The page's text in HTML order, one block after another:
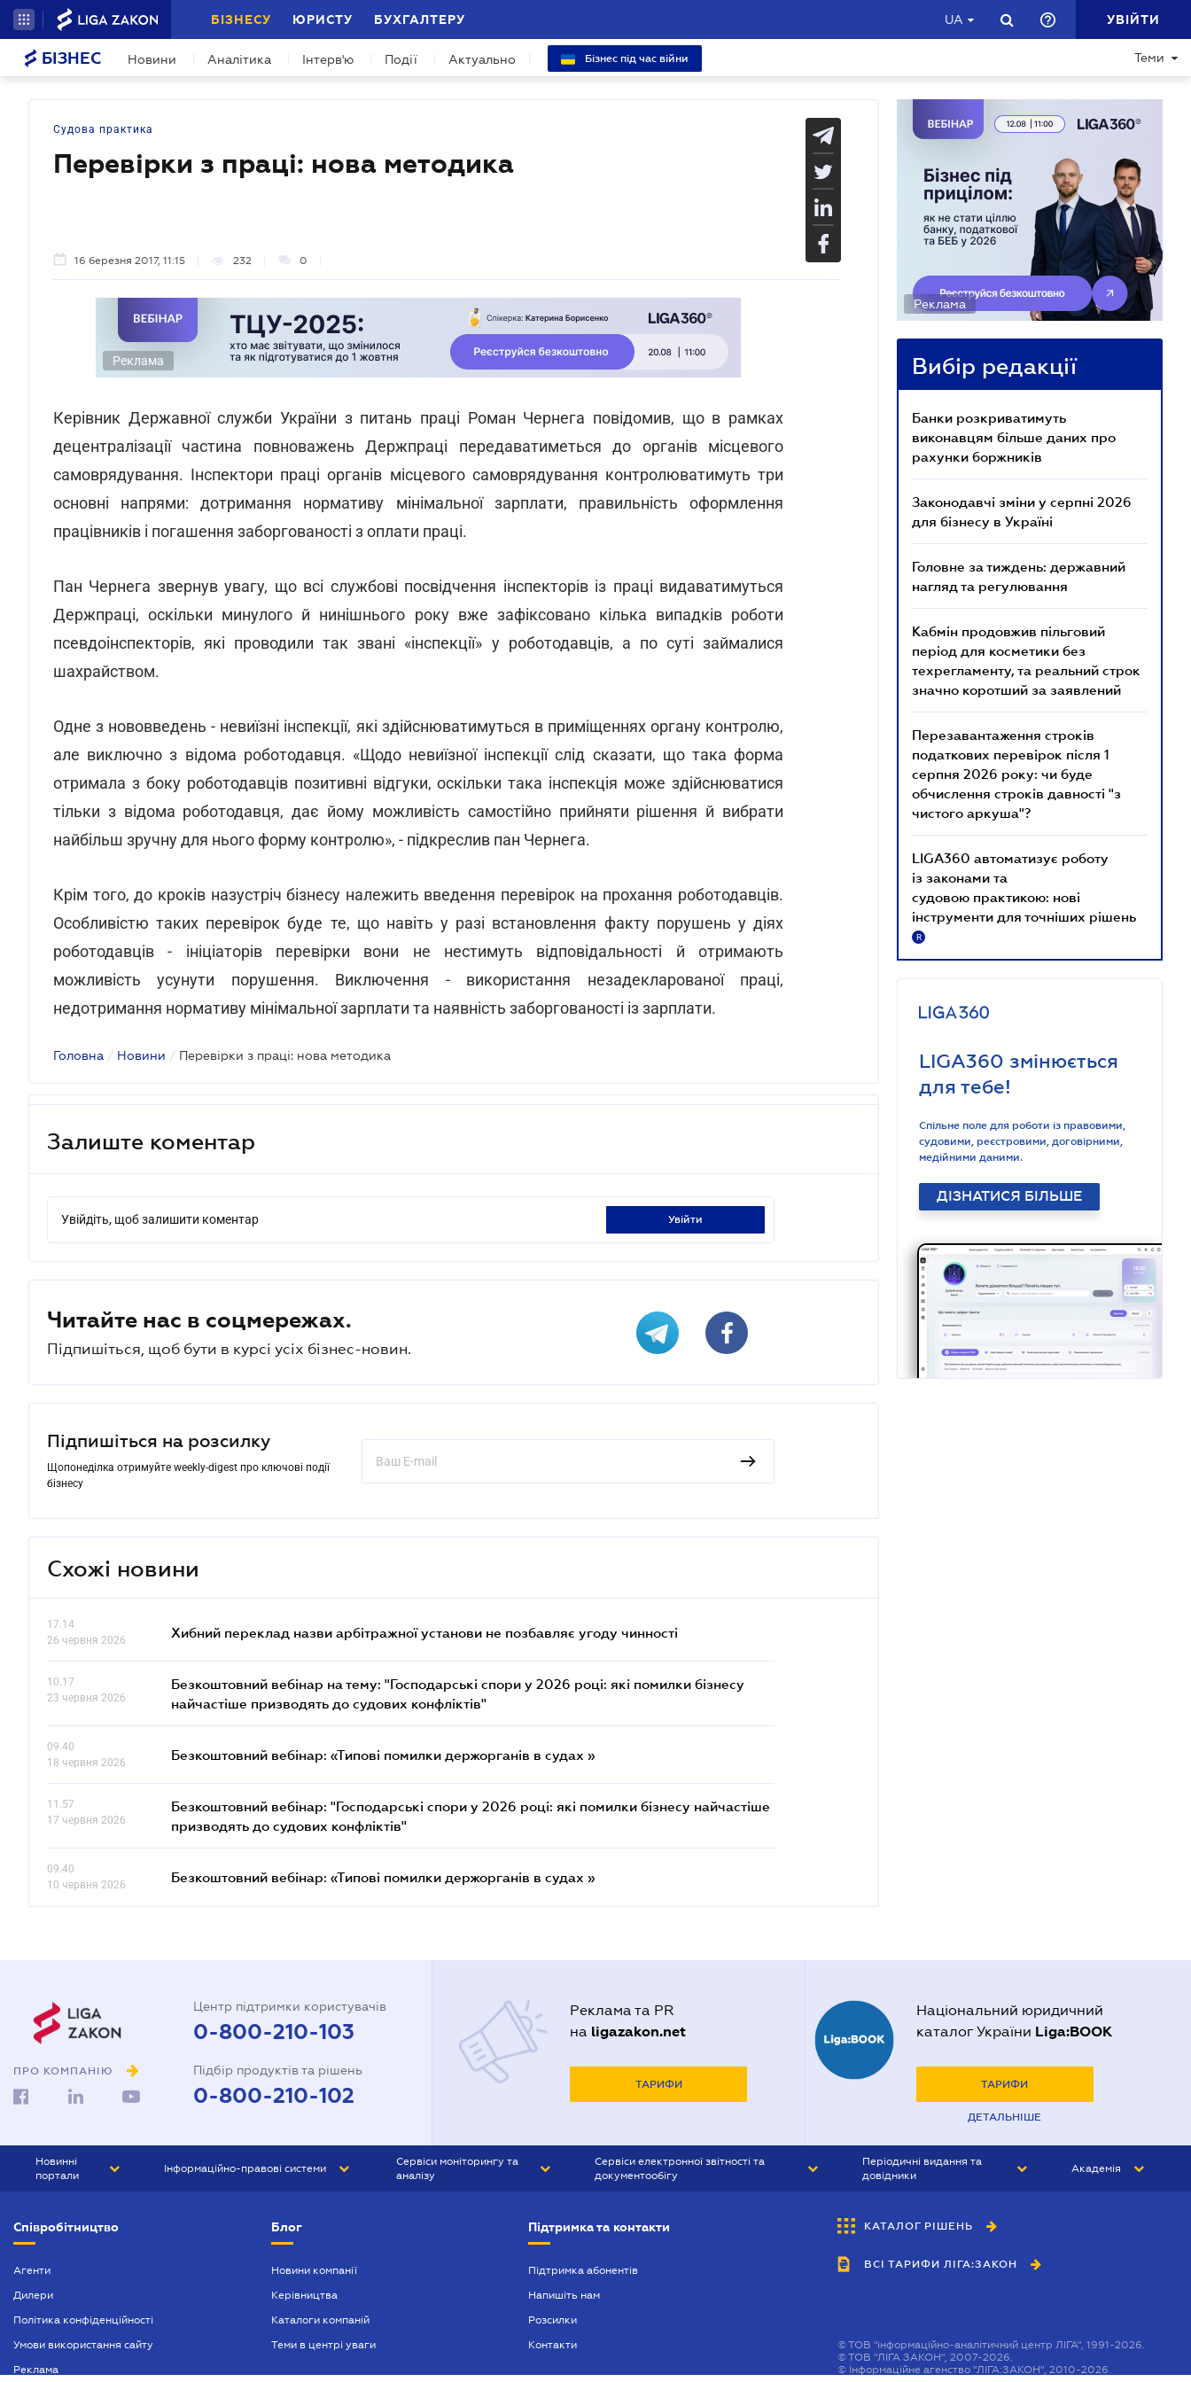
БІЗНЕСУ ЮРИСТУ БУХГАЛТЕРУ UA УВІЙТИ
БІЗНЕС Новини Аналітика Інтерв'ю Події Актуально Бізнес під час війни Теми
Судова практика
Перевірки з праці: нова методика
16 березня 2017, 11:15 232 0
Реклама
Керівник Державної служби України з питань праці Роман Чернега повідомив, що в рамках
децентралізації частина повноважень Держпраці передаватиметься до органів місцевого
самоврядування. Інспектори праці органів місцевого самоврядування контролюватимуть три
основні напрями: дотримання нормативу мінімальної зарплати, правильність оформлення
працівників і погашення заборгованості з оплати праці.
Пан Чернега звернув увагу, що всі службові посвідчення інспекторів із праці видаватимуться
Держпраці, оскільки минулого й нинішнього року вже зафіксовано кілька випадків роботи
псевдоінспекторів, які проводили так звані «інспекції» у роботодавців, а по суті займалися
шахрайством.
Одне з нововведень - невиїзні інспекції, які здійснюватимуться в приміщеннях органу контролю,
але виключно з відома роботодавця. «Щодо невиїзної інспекції слід сказати, що така форма
отримала з боку роботодавців позитивні відгуки, оскільки така інспекція може здійснюватися
тільки з відома роботодавця, дає йому можливість самостійно прийняти рішення й вибрати
найбільш зручну для нього форму контролю», - підкреслив пан Чернега.
Крім того, до кроків назустріч бізнесу належить введення перевірок на прохання роботодавців.
Особливістю таких перевірок буде те, що навіть у разі встановлення факту порушень у діях
роботодавців - ініціаторів перевірки вони не нестимуть відповідальності й отримають
можливість усунути порушення. Виключення - використання незадекларованої праці,
недотримання нормативу мінімальної зарплати та наявність заборгованості із зарплати.
Головна / Новини / Перевірки з праці: нова методика
Залиште коментар
Увійдіть, щоб залишити коментар увійти
Читайте нас в соцмережах.
Підпишіться, щоб бути в курсі усіх бізнес-новин.
Підпишіться на розсилку
Щопонеділка отримуйте weekly-digest про ключові події
бізнесу
Схожі новини
17.14
26 червня 2026
Хибний переклад назви арбітражної установи не позбавляє угоду чинності
10.17
23 червня 2026
Безкоштовний вебінар на тему: "Господарські спори у 2026 році: які помилки бізнесу
найчастіше призводять до судових конфліктів"
09.40
18 червня 2026
Безкоштовний вебінар: «Типові помилки держорганів в судах »
11.57
17 червня 2026
Безкоштовний вебінар: "Господарські спори у 2026 році: які помилки бізнесу найчастіше
призводять до судових конфліктів"
09.40
10 червня 2026
Безкоштовний вебінар: «Типові помилки держорганів в судах »
Реклама
Вибір редакції
Банки розкриватимуть
виконавцям більше даних про
рахунки боржників
Законодавчі зміни у серпні 2026
для бізнесу в Україні
Головне за тиждень: державний
нагляд та регулювання
Кабмін продовжив пільговий
період для косметики без
техрегламенту, та реальний строк
значно коротший за заявлений
Перезавантаження строків
податкових перевірок після 1
серпня 2026 року: чи буде
обчислення строків давності "з
чистого аркуша"?
LIGA360 автоматизує роботу
із законами та
судовою практикою: нові
інструменти для точніших рішень
R
LIGA360 змінюється
для тебе!
Спільне поле для роботи із правовими,
судовими, реєстровими, договірними,
медійними даними.
ДІЗНАТИСЯ БІЛЬШЕ
ПРО КОМПАНІЮ
Центр підтримки користувачів
0-800-210-103
Підбір продуктів та рішень
0-800-210-102
Реклама та PR
на ligazakon.net
ТАРИФИ
Національний юридичний
каталог України Liga:BOOK
ТАРИФИ
ДЕТАЛЬНІШЕ
Новинні
портали
БІЗНЕС
Інформаційно-правові системи
БУХГАЛТЕР ПРОФ
Сервіси моніторингу та
аналізу
Сервіси електронної звітності та
документообігу
Періодичні видання та
довідники
БУХГАЛТЕР&ЗАКОН
ВІСНИК МСФЗ
Академія
Співробітництво
Агенти
Дилери
Політика конфіденційності
Умови використання сайту
Реклама
Блог
Новини компанії
Керівництва
Каталоги компаній
Теми в центрі уваги
Підтримка та контакти
Підтримка абонентів
Напишіть нам
Розсилки
Контакти
КАТАЛОГ РІШЕНЬ
ВСІ ТАРИФИ ЛІГА:ЗАКОН
©ТОВ "інформаційно-аналітичний центр ЛІГА", 1991-2026.
©ТОВ "ЛІГА ЗАКОН", 2007-2026.
© Інформаційне агенство "ЛІГА:ЗАКОН", 2010-2026.